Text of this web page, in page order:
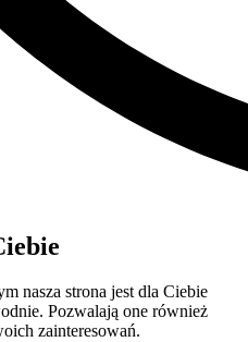
nasza strona jest dla Ciebie
Pozwalają one również
zainteresowań.